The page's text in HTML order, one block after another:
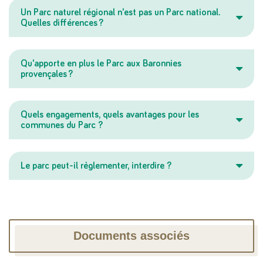
Un Parc naturel régional n'est pas un Parc national.
Quelles différences ?
Qu'apporte en plus le Parc aux Baronnies
provençales ?
Quels engagements, quels avantages pour les
communes du Parc ?
Le parc peut-il règlementer, interdire ?
Documents associés